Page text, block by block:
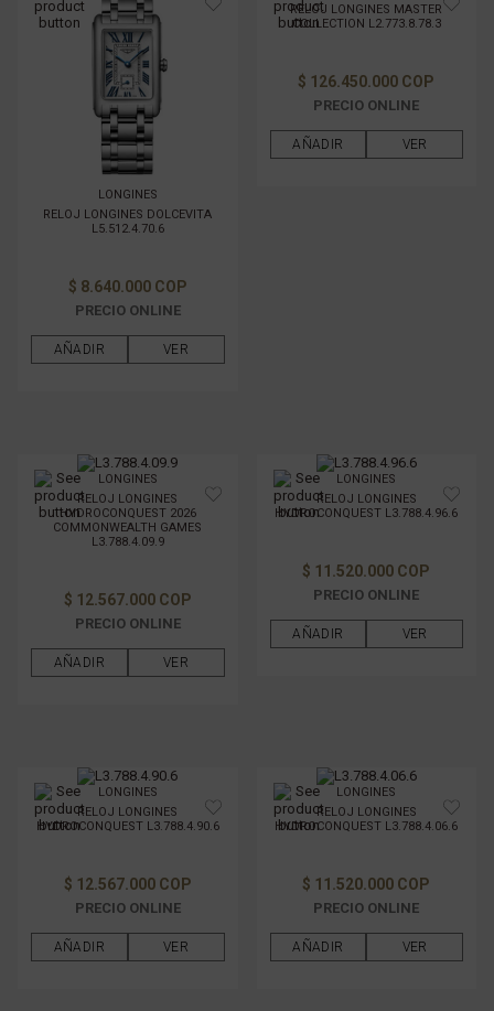
LONGINES
RELOJ LONGINES DOLCEVITA
L5.512.4.70.6
$ 8.640.000 COP
PRECIO ONLINE
AÑADIR VER
RELOJ LONGINES MASTER
COLLECTION L2.773.8.78.3
$ 126.450.000 COP
PRECIO ONLINE
AÑADIR VER
LONGINES
RELOJ LONGINES
HYDROCONQUEST 2026
COMMONWEALTH GAMES
L3.788.4.09.9
$ 12.567.000 COP
PRECIO ONLINE
AÑADIR VER
LONGINES
RELOJ LONGINES
HYDROCONQUEST L3.788.4.96.6
$ 11.520.000 COP
PRECIO ONLINE
AÑADIR VER
LONGINES
RELOJ LONGINES
HYDROCONQUEST L3.788.4.90.6
$ 12.567.000 COP
PRECIO ONLINE
AÑADIR VER
LONGINES
RELOJ LONGINES
HYDROCONQUEST L3.788.4.06.6
$ 11.520.000 COP
PRECIO ONLINE
AÑADIR VER